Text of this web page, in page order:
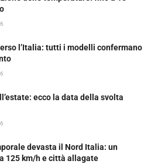
l’Italia: tutti i modelli confermano
ecco la data della svolta
devasta il Nord Italia: un
125 km/h e città allagate